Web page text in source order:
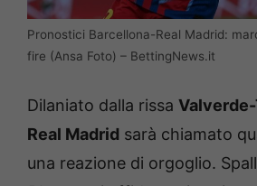
Pronostici Barcellona-Real Madrid:
fire (Ansa Foto) – BettingNews.it
Dilaniato dalla rissa
Real Madrid sarà chiamato
una reazione di orgoglio.